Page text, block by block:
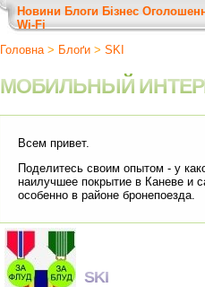
Новини Блоги Бізнес
Wi-Fi
Головна> Блоґи > SKI
МОБИЛЬНЫЙ
Всем привет.
Поделитесь своим опытом - у
наилучшее покрытие в Каневе и
особенно в районе бронепоезда.
SKI